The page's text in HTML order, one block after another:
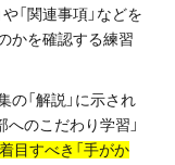
や「関連事項」などを
かを確認する練習
「解説」に示され
へのこだわり学習」
目すべき「手がか